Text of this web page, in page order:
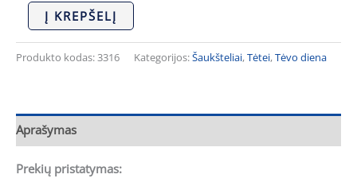
Į KREPŠELĮ
Produkto kodas:3316 Kategorijos:Šaukšteliai,Tėtei,Tėvo diena
Aprašymas
Prekių pristatymas: